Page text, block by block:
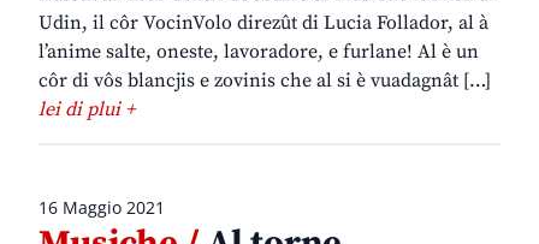
Udin, il côr VocinVolo direzût di Lucia Follador, al à
l’anime salte, oneste, lavoradore, e furlane! Al è un
côr di vôs blancjis e zovinis che al si è vuadagnât […]
lei di plui +
16 Maggio 2021